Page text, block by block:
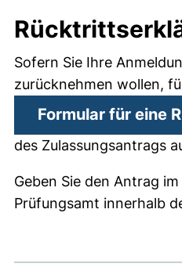
Sofern Sie Ihre
zurücknehmen wollen,
Formular für eine
des Zulassungsantrags
Geben Sie den Antrag
Prüfungsamt innerhalb